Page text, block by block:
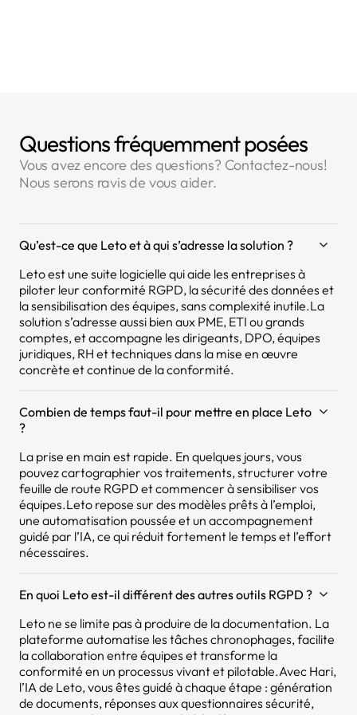
Questions fréquemment posées
Vous avez encore des questions? Contactez-nous!
Nous serons ravis de vous aider.
Qu’est-ce que Leto et à qui s’adresse la solution ?
Leto est une suite logicielle qui aide les entreprises à
piloter leur conformité RGPD, la sécurité des données et
la sensibilisation des équipes, sans complexité inutile.La
solution s’adresse aussi bien aux PME, ETI ou grands
comptes, et accompagne les dirigeants, DPO, équipes
juridiques, RH et techniques dans la mise en œuvre
concrète et continue de la conformité.
Combien de temps faut-il pour mettre en place Leto
?
La prise en main est rapide. En quelques jours, vous
pouvez cartographier vos traitements, structurer votre
feuille de route RGPD et commencer à sensibiliser vos
équipes.Leto repose sur des modèles prêts à l’emploi,
une automatisation poussée et un accompagnement
guidé par l’IA, ce qui réduit fortement le temps et l’effort
nécessaires.
En quoi Leto est-il différent des autres outils RGPD ?
Leto ne se limite pas à produire de la documentation. La
plateforme automatise les tâches chronophages, facilite
la collaboration entre équipes et transforme la
conformité en un processus vivant et pilotable.Avec Hari,
l’IA de Leto, vous êtes guidé à chaque étape : génération
de documents, réponses aux questionnaires sécurité,